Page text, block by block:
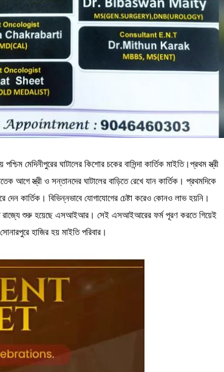
মেদিনীপুরের ঘাটালের কিশোর চকের বাসিন্দা কার্তিক মাইতি।প্রথম স্ত্রী
আগে স্ত্রী ও সন্তানদের ঘাটালের বাড়িতে রেখে যান কার্তিক। প্রথমদিকে
কার্তিক। বিভিন্নভাবে যোগাযোগের চেষ্টা করেও কোনও লাভ হয়নি।
রাজ্যে শুরু হয়েছে এসআইআর। সেই এসআইআরের ফর্ম পূরণ করতে গিয়েই
হাজির হয় মাইতি পরিবার।